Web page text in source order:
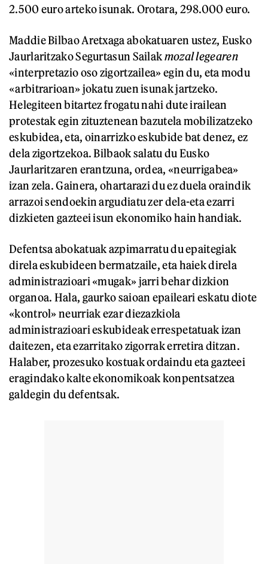
2.500 euro arteko isunak. Orotara, 298.000 euro.
Maddie Bilbao Aretxaga abokatuaren ustez, Eusko
Jaurlaritzako Segurtasun Sailakmozal legearen
«interpretazio oso zigortzailea» egin du, eta modu
«arbitrarioan» jokatu zuen isunak jartzeko.
Helegiteen bitartez frogatu nahi dute irailean
protestak egin zituztenean bazutela mobilizatzeko
eskubidea, eta, oinarrizko eskubide bat denez, ez
dela zigortzekoa. Bilbaok salatu du Eusko
Jaurlaritzaren erantzuna, ordea, «neurrigabea»
izan zela. Gainera, ohartarazi du ez duela oraindik
arrazoi sendoekin argudiatu zer dela-eta ezarri
dizkieten gazteei isun ekonomiko hain handiak.
Defentsa abokatuak azpimarratu du epaitegiak
direla eskubideen bermatzaile, eta haiek direla
administrazioari «mugak» jarri behar dizkion
organoa. Hala, gaurko saioan epaileari eskatu diote
«kontrol» neurriak ezar diezazkiola
administrazioari eskubideak errespetatuak izan
daitezen, eta ezarritako zigorrak erretira ditzan.
Halaber, prozesuko kostuak ordaindu eta gazteei
eragindako kalte ekonomikoak konpentsatzea
galdegin du defentsak.